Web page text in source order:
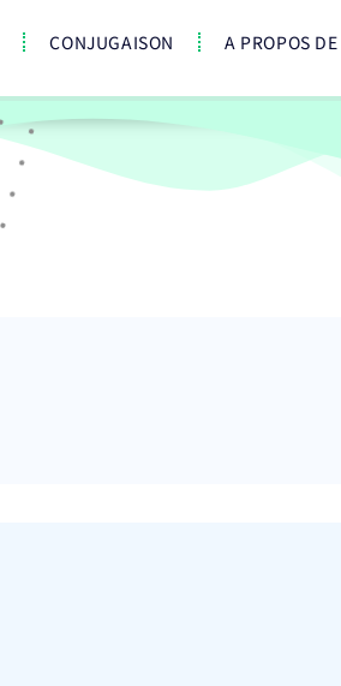
CONJUGAISON A PROPOS DE